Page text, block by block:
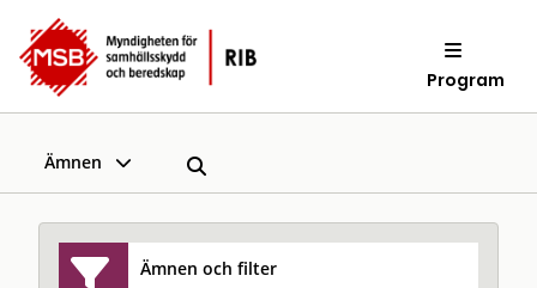
Program
Ämnen
Ämnen och filter